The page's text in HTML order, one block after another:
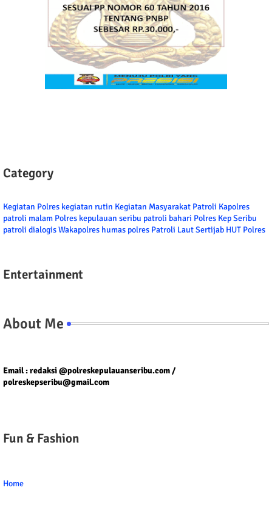
Category
Kegiatan Polres kegiatan rutin Kegiatan Masyarakat Patroli Kapolres
patroli malam Polres kepulauan seribu patroli bahari Polres Kep Seribu
patroli dialogisWakapolres humas polres Patroli LautSertijab HUT Polres
Entertainment
About Me
Email : redaksi @polreskepulauanseribu.com /
polreskepseribu@gmail.com
Fun & Fashion
Home